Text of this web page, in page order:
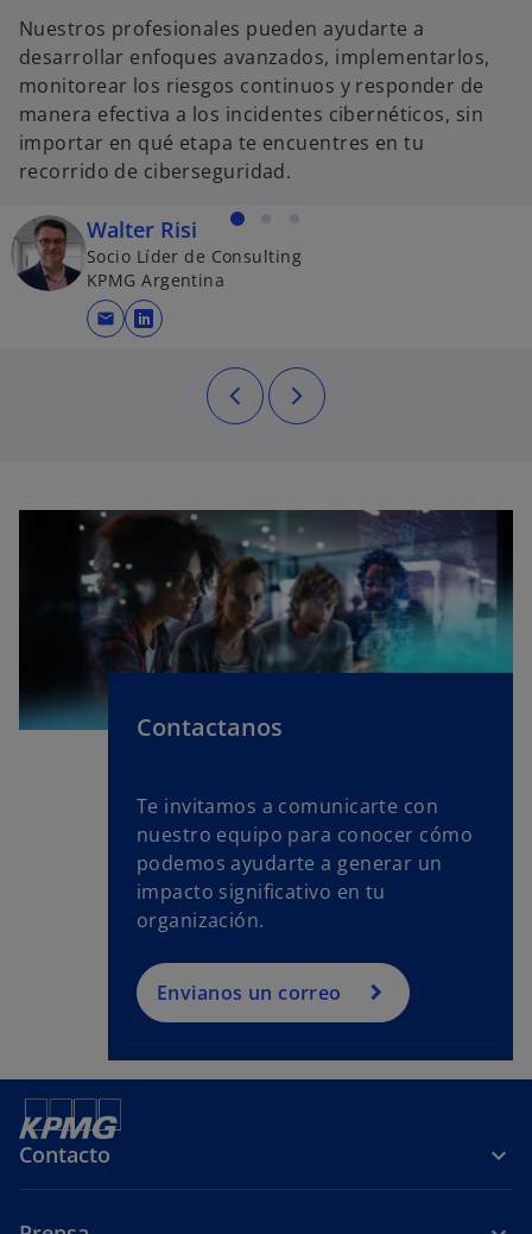
Nuestros profesionales pueden ayudarte a
desarrollar enfoques avanzados, implementarlos,
monitorear los riesgos continuos y responder de
manera efectiva a los incidentes cibernéticos, sin
importar en qué etapa te encuentres en tu
recorrido de ciberseguridad.
Walter Risi
Socio Líder de Consulting
KPMG Argentina
mail se abre en una pestaña nueva
Contactanos
Te invitamos a comunicarte con
nuestro equipo para conocer cómo
podemos ayudarte a generar un
impacto significativo en tu
organización.
Envianos un correo
Contacto